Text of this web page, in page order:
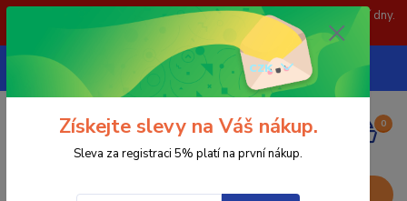
POZOR: 31.7 , 3.8 a 5.8- zavřeno. objednávky odešleme následující dny.
Děkujeme za pochopení.
CZK
739252246
(Po-Pá, 8-15 hod.)
0
0,00 Kč
Získejte slevy na Váš nákup.
Sleva za registraci 5% platí na první nákup.